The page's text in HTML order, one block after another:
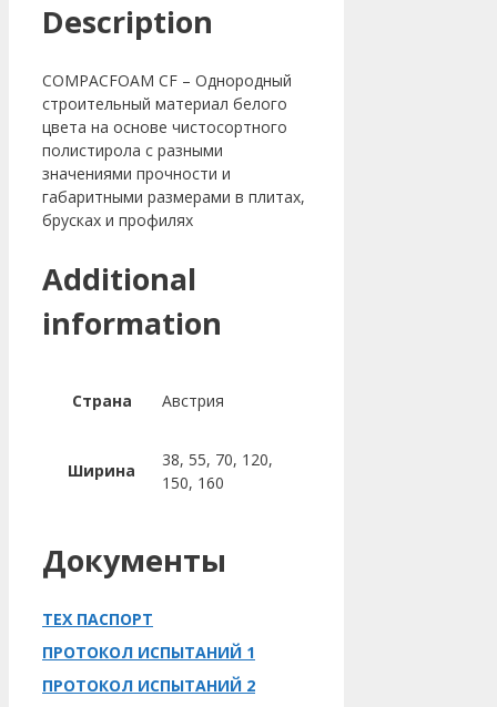
Description
COMPACFOAM CF – Однородный
строительный материал белого
цвета на основе чистосортного
полистирола с разными
значениями прочности и
габаритными размерами в плитах,
брусках и профилях
Additional
information
Страна Австрия
Ширина
38, 55, 70, 120,
150, 160
Документы
ТЕХ ПАСПОРТ
ПРОТОКОЛ ИСПЫТАНИЙ 1
ПРОТОКОЛ ИСПЫТАНИЙ 2